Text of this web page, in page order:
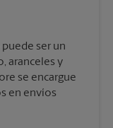
ser un
aranceles y
se encargue
en envíos